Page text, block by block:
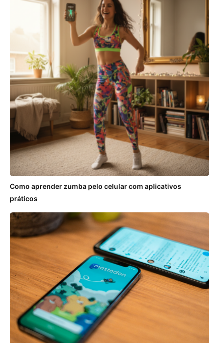
Como aprender zumba pelo celular com aplicativos
práticos